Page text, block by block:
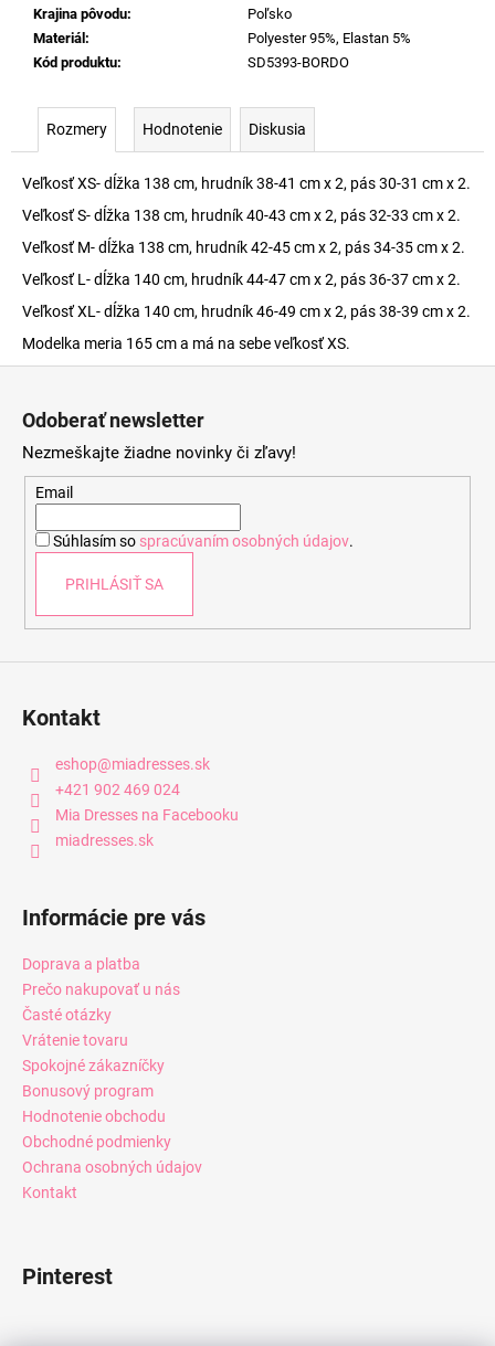
Krajina pôvodu:
Poľsko
Materiál :
Polyester 95%, Elastan 5%
Kód produktu: SD5393-BORDO
Rozmery Hodnotenie Diskusia
Veľkosť XS- dĺžka 138 cm, hrudník 38-41 cm x 2, pás 30-31 cm x 2.
Veľkosť S- dĺžka 138 cm, hrudník 40-43 cm x 2, pás 32-33 cm x 2.
Veľkosť M- dĺžka 138 cm, hrudník 42-45 cm x 2, pás 34-35 cm x 2.
Veľkosť L- dĺžka 140 cm, hrudník 44-47 cm x 2, pás 36-37 cm x 2.
Veľkosť XL- dĺžka 140 cm, hrudník 46-49 cm x 2, pás 38-39 cm x 2.
Modelka meria 165 cm a má na sebe veľkosť XS.
Odoberať newsletter
Nezmeškajte žiadne novinky či zľavy!
Email
Súhlasím so spracúvaním osobných údajov.
PRIHLÁSIŤ SA
Kontakt
eshop@miadresses.sk
+421 902 469 024
Mia Dresses na Facebooku
miadresses.sk
Informácie pre vás
Doprava a platba
Prečo nakupovať u nás
Časté otázky
Vrátenie tovaru
Spokojné zákazníčky
Bonusový program
Hodnotenie obchodu
Obchodné podmienky
Ochrana osobných údajov
Kontakt
Pinterest